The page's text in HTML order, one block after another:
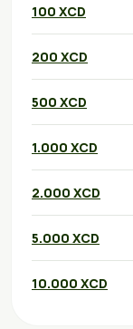
100 XCD
200 XCD
500 XCD
1.000 XCD
2.000 XCD
5.000 XCD
10.000 XCD